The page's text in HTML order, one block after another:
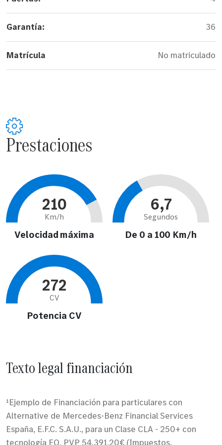
Garantía: 36
Matrícula No matriculado
Prestaciones
210
Km/h
Velocidad máxima
6,7
Segundos
De 0 a 100 Km/h
272
CV
Potencia CV
Texto legal financiación
¹Ejemplo de Financiación para particulares con
Alternative de Mercedes-Benz Financial Services
España, E.F.C. S.A.U., para un Clase CLA - 250+ con
tecnología EQ. PVP 54.391,20€ (Impuestos,